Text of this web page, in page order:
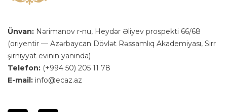
Ünvan: Nərimanov r-nu, Heydər Əliyev prospekti 66/68
(oriyentir — Azərbaycan Dövlət Rəssamlıq Akademiyası, Sirr
şirniyyat evinin yanında)
Telefon: (+994 50) 205 11 78
E-mail: info@ecaz.az